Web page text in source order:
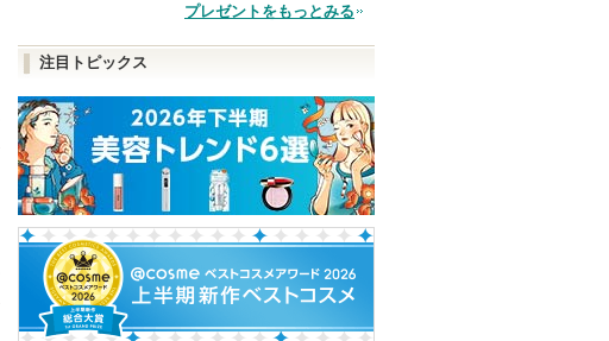
品
プレゼントをもっとみる
注目トピックス